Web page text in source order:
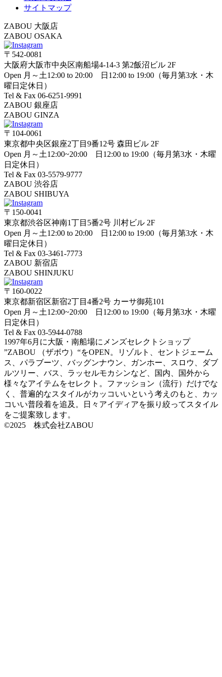
サイトマップ
ZABOU 大阪店
ZABOU OSAKA
〒542-0081
大阪府大阪市中央区南船場4-14-3 第2飯沼ビル 2F
Open 月～土12:00 to 20:00 日12:00 to 19:00（毎月第3水・木
曜日定休日）
Tel & Fax 06-6251-9991
ZABOU 銀座店
ZABOU GINZA
〒104-0061
東京都中央区銀座2丁目9番12号 森田ビル 2F
Open 月～土12:00~20:00 日12:00 to 19:00（毎月第3水・木曜
日定休日）
Tel & Fax 03-5579-9777
ZABOU 渋谷店
ZABOU SHIBUYA
〒150-0041
東京都渋谷区神南1丁目5番2号 川村ビル 2F
Open 月～土12:00 to 20:00 日12:00 to 19:00（毎月第3水・木
曜日定休日）
Tel & Fax 03-3461-7773
ZABOU 新宿店
ZABOU SHINJUKU
〒160-0022
東京都新宿区新宿2丁目4番2号 カーサ御苑101
Open 月～土12:00~20:00 日12:00 to 19:00（毎月第3水・木曜
日定休日）
Tel & Fax 03-5944-0788
1997年6月に大阪・南船場にメンズセレクトショップ
”ZABOU （ザボウ）“をOPEN。リゾルト、セントジェーム
ス、パラブーツ、バッグンナウン、ガンホー、スロウ、ダブ
ルツリー、バス、ラッセルモカシンなど、国内、国外から
様々なアイテムをセレクト。ファッション（流行）だけでな
く、普遍的なスタイルがカッコいいという考えのもと、カッ
コいい普段着を追及。日々アイディアを振り絞ってスタイル
をご提案致します。
©2025 株式会社ZABOU